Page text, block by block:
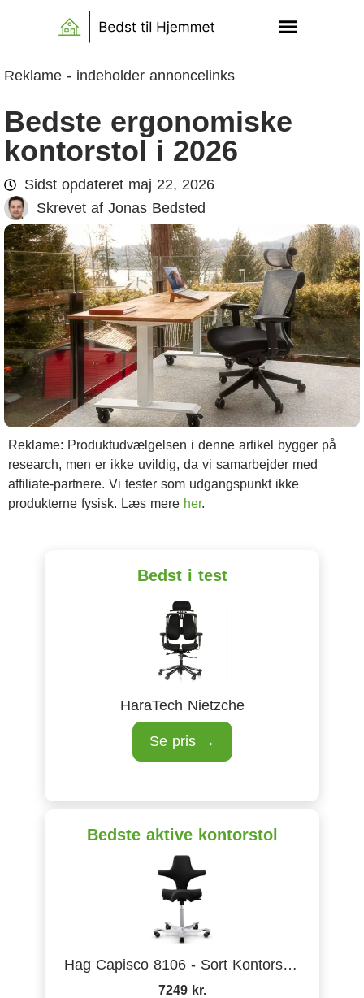
Reklame - indeholder annoncelinks
Bedste ergonomiske
kontorstol i 2026
Sidst opdateret maj 22, 2026
Skrevet af Jonas Bedsted
Reklame: Produktudvælgelsen i denne artikel bygger på
research, men er ikke uvildig, da vi samarbejder med
affiliate-partnere. Vi tester som udgangspunkt ikke
produkterne fysisk. Læs mere her.
Bedst i test
HaraTech Nietzche
Se pris →
Bedste aktive kontorstol
Hag Capisco 8106 - Sort Kontorstol 81cm
7249 kr.